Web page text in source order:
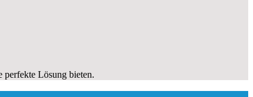
Lösung bieten.